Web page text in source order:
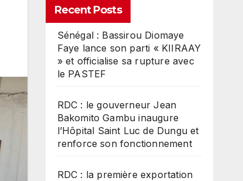
Recent Posts
Sénégal : Bassirou Diomaye
Faye lance son parti « KIIRAAY
» et officialise sa rupture avec
le PASTEF
RDC : le gouverneur Jean
Bakomito Gambu inaugure
l’Hôpital Saint Luc de Dungu et
renforce son fonctionnement
RDC : la première exportation